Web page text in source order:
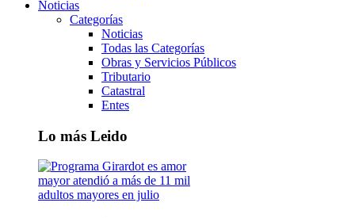
Noticias
Categorías
Noticias
Todas las Categorías
Obras y Servicios Públicos
Tributario
Catastral
Entes
Lo más Leido